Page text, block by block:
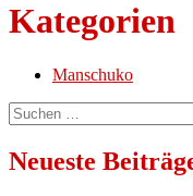
Kategorien
Manschuko
Suchen
nach:
Neueste